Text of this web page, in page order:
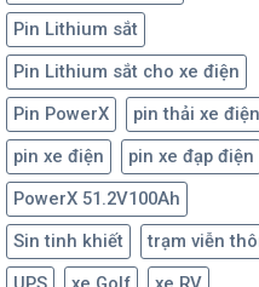
Pin Lithium sắt
Pin Lithium sắt cho xe điện
Pin PowerX
pin thải xe điện
pin xe điện
pin xe đạp điện
PowerX 51.2V100Ah
Sin tinh khiết
trạm viễn